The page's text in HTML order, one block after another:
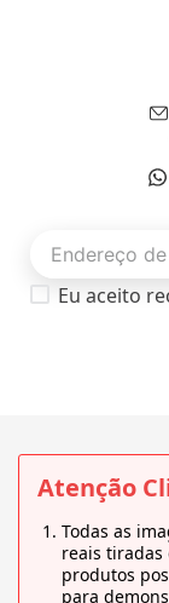
Eu aceito
Atenção
Todas as
reais
produtos
para